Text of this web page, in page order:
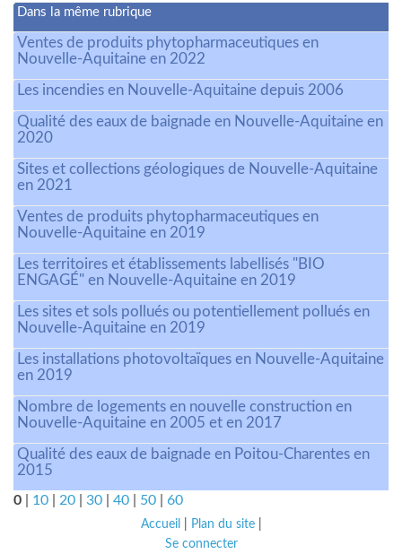
Dans la même rubrique
Ventes de produits phytopharmaceutiques en
Nouvelle-Aquitaine en 2022
Les incendies en Nouvelle-Aquitaine depuis 2006
Qualité des eaux de baignade en Nouvelle-Aquitaine en
2020
Sites et collections géologiques de Nouvelle-Aquitaine
en 2021
Ventes de produits phytopharmaceutiques en
Nouvelle-Aquitaine en 2019
Les territoires et établissements labellisés "BIO
ENGAGÉ" en Nouvelle-Aquitaine en 2019
Les sites et sols pollués ou potentiellement pollués en
Nouvelle-Aquitaine en 2019
Les installations photovoltaïques en Nouvelle-Aquitaine
en 2019
Nombre de logements en nouvelle construction en
Nouvelle-Aquitaine en 2005 et en 2017
Qualité des eaux de baignade en Poitou-Charentes en
2015
0 10 20 30 40 50 60
Accueil Plan du site|
Se connecter